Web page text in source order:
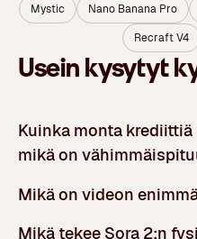
Mystic
Nano Banana Pro
Recraft V4
Usein kysytyt
Kuinka monta
mikä on
Mikä on videon
Mikä tekee Sora 2:n